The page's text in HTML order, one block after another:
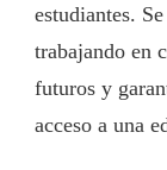
estudiantes.
trabajando en
futuros y
acceso a una